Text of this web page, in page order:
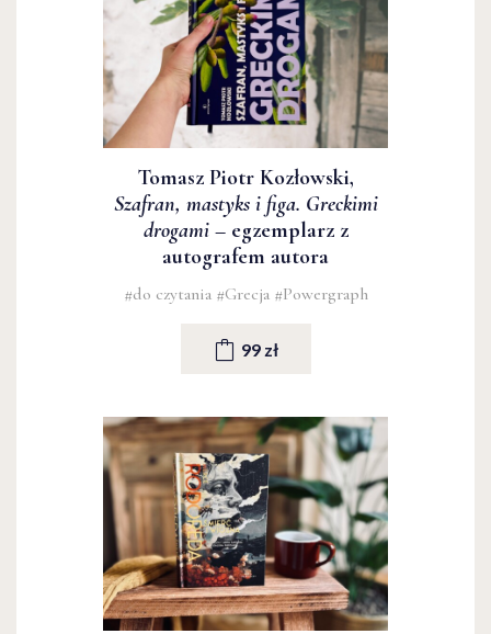
Tomasz Piotr Kozłowski,
Szafran, mastyks i figa. Greckimi
drogami– egzemplarz z
autografem autora
#do czytania #Grecja #Powergraph
99 zł